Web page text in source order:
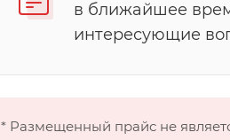
в ближайшее
интересующие
* Размещенный прайс не